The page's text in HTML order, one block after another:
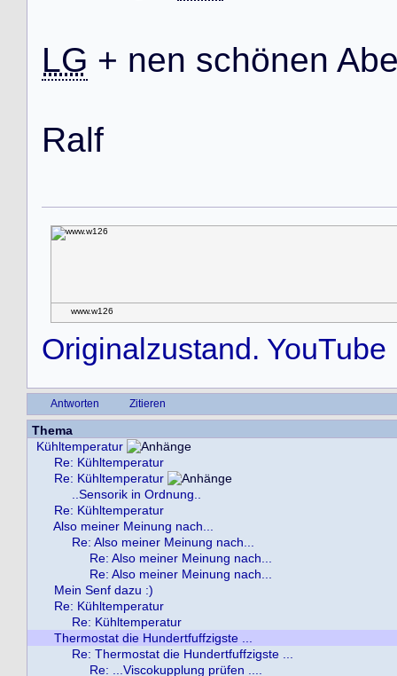
LG + nen schönen Ab
Ralf
www.w126
Originalzustand. YouTube
Antworten Zitieren
Thema
Kühltemperatur
Re: Kühltemperatur
Re: Kühltemperatur
..Sensorik in Ordnung..
Re: Kühltemperatur
Also meiner Meinung nach...
Re: Also meiner Meinung nach...
Re: Also meiner Meinung nach...
Re: Also meiner Meinung nach...
Mein Senf dazu :)
Re: Kühltemperatur
Re: Kühltemperatur
Thermostat die Hundertfuffzigste ...
Re: Thermostat die Hundertfuffzigste ...
Re: ...Viscokupplung prüfen ....